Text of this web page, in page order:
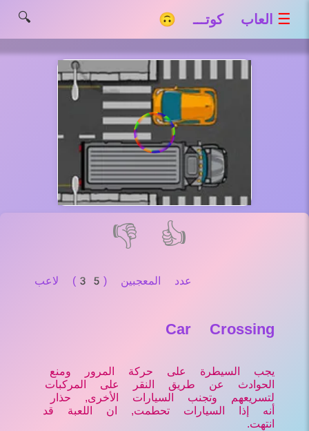
☰ العاب كوتـــ 🙃 🔍
👍
👎
عدد المعجبين (35) لاعب
Car Crossing
يجب السيطرة على حركة المرور ومنع
الحوادث عن طريق النقر على المركبات
لتسريعهم وتجنب السيارات الأخرى, حذار
أنه إذا السيارات تحطمت, ان اللعبة قد
انتهت.